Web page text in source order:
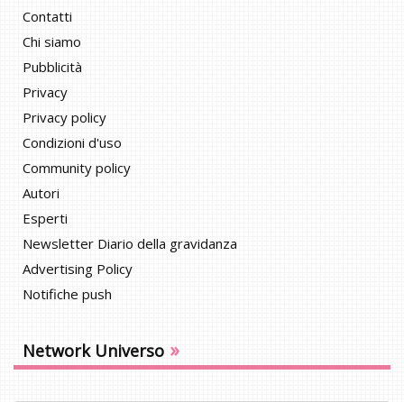
Contatti
Chi siamo
Pubblicità
Privacy
Privacy policy
Condizioni d'uso
Community policy
Autori
Esperti
Newsletter Diario della gravidanza
Advertising Policy
Notifiche push
Network Universo »